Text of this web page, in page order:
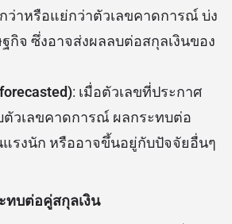
ว่าหรือแย่กว่าตัวเลขคาดการณ์ บ่ง
กิจ ซึ่งอาจส่งผลลบต่อสกุลเงินของ
: เมื่อตัวเลขที่ประกาศ
ตัวเลขคาดการณ์ ผลกระทบต่อ
รงนัก หรืออาจขึ้นอยู่กับปัจจัยอื่นๆ
ทบต่อคู่สกุลเงิน